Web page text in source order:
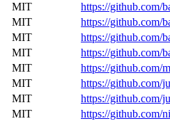
MIT
https://github.com/
MIT
https://github.com/
MIT
https://github.com/
MIT
https://github.com/
MIT
https://github.com/
MIT
https://github.com/
MIT
https://github.com/
MIT
https://github.com/